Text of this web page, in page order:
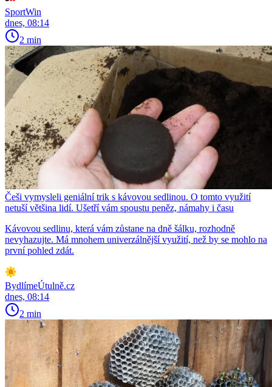
SportWin
dnes, 08:14
2 min
Češi vymysleli geniální trik s kávovou sedlinou. O tomto využití
netuší většina lidí. Ušetří vám spoustu peněz, námahy i času
Kávovou sedlinu, která vám zůstane na dně šálku, rozhodně
nevyhazujte. Má mnohem univerzálnější využití, než by se mohlo na
první pohled zdát.
BydlímeÚtulně.cz
dnes, 08:14
2 min